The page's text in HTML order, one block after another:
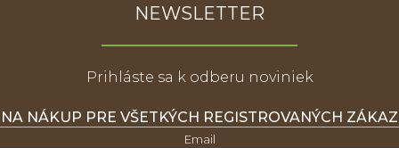
NEWSLETTER
Prihláste sa k odberu noviniek
NÁKUP PRE VŠETKÝCH REGISTROVANÝCH
Email